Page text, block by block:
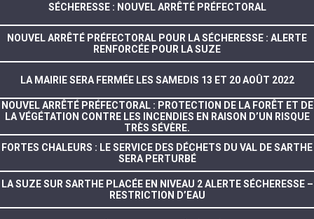
SÉCHERESSE : NOUVEL ARRÊTÉ PRÉFECTORAL
NOUVEL ARRÊTÉ PRÉFECTORAL POUR LA SÉCHERESSE : ALERTE
RENFORCÉE POUR LA SUZE
LA MAIRIE SERA FERMÉE LES SAMEDIS 13 ET 20 AOÛT 2022
NOUVEL ARRÊTÉ PRÉFECTORAL : PROTECTION DE LA FORÊT ET DE
LA VÉGÉTATION CONTRE LES INCENDIES EN RAISON D’UN RISQUE
TRÈS SÉVÈRE.
FORTES CHALEURS : LE SERVICE DES DÉCHETS DU VAL DE SARTHE
SERA PERTURBÉ
LA SUZE SUR SARTHE PLACÉE EN NIVEAU 2 ALERTE SÉCHERESSE –
RESTRICTION D’EAU